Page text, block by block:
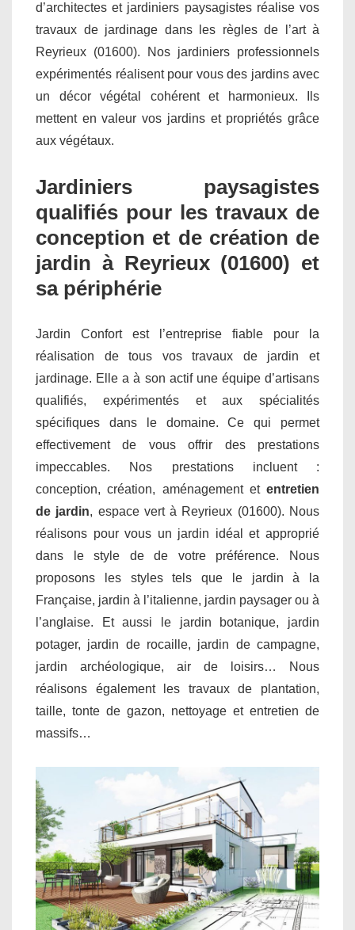
d’architectes et jardiniers paysagistes réalise vos
travaux de jardinage dans les règles de l’art à
Reyrieux (01600). Nos jardiniers professionnels
expérimentés réalisent pour vous des jardins avec
un décor végétal cohérent et harmonieux. Ils
mettent en valeur vos jardins et propriétés grâce
aux végétaux.
Jardiniers paysagistes
qualifiés pour les travaux de
conception et de création de
jardin à Reyrieux (01600) et
sa périphérie
Jardin Confort est l’entreprise fiable pour la
réalisation de tous vos travaux de jardin et
jardinage. Elle a à son actif une équipe d’artisans
qualifiés, expérimentés et aux spécialités
spécifiques dans le domaine. Ce qui permet
effectivement de vous offrir des prestations
impeccables. Nos prestations incluent :
conception, création, aménagement et entretien
de jardin, espace vert à Reyrieux (01600). Nous
réalisons pour vous un jardin idéal et approprié
dans le style de de votre préférence. Nous
proposons les styles tels que le jardin à la
Française, jardin à l’italienne, jardin paysager ou à
l’anglaise. Et aussi le jardin botanique, jardin
potager, jardin de rocaille, jardin de campagne,
jardin archéologique, air de loisirs… Nous
réalisons également les travaux de plantation,
taille, tonte de gazon, nettoyage et entretien de
massifs…